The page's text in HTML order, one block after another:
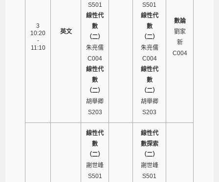
3
10:20
-
11:10
英文
S501
線性代
數
（二）
朱亮儒
C004
線性代
數
（二）
胡舉卿
S203
S501
線性代
數
（二）
朱亮儒
C004
線性代
數
（二）
胡舉卿
S203
數論
劉家
新
C004
線性代
數
（二）
謝世峰
S501
線性代
數探索
（二）
謝世峰
S501